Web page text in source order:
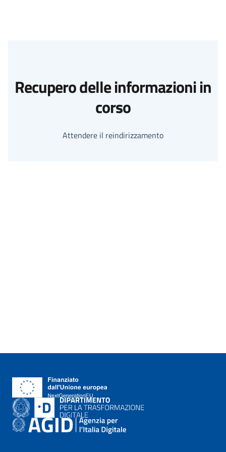
Recupero delle informazioni in
corso
Attendere il reindirizzamento